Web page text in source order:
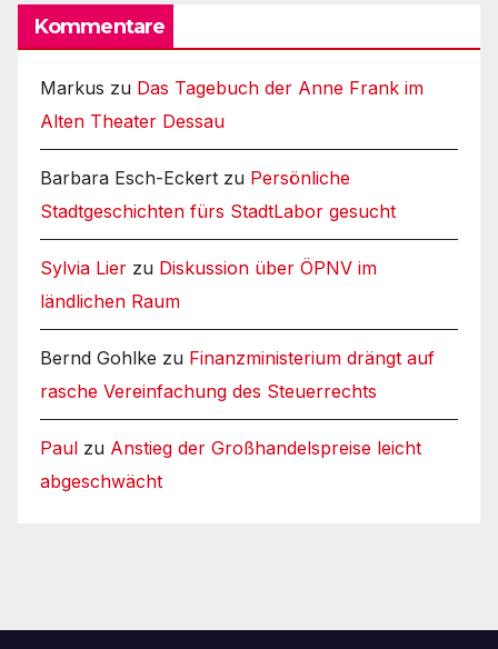
Kommentare
Markus zu Das Tagebuch der Anne Frank im
Alten Theater Dessau
Barbara Esch-Eckert zu Persönliche
Stadtgeschichten fürs StadtLabor gesucht
Sylvia Lier zu Diskussion über ÖPNV im
ländlichen Raum
Bernd Gohlke zu Finanzministerium drängt auf
rasche Vereinfachung des Steuerrechts
Paul zu Anstieg der Großhandelspreise leicht
abgeschwächt